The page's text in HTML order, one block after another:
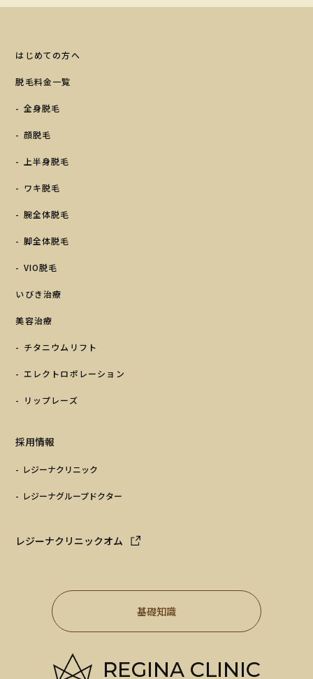
はじめての方へ
脱毛料金一覧
全身脱毛
顔脱毛
上半身脱毛
ワキ脱毛
腕全体脱毛
脚全体脱毛
VIO脱毛
いびき治療
美容治療
チタニウムリフト
エレクトロポレーション
リップレーズ
採用情報
レジーナクリニック
レジーナグループドクター
レジーナクリニックオム
基礎知識